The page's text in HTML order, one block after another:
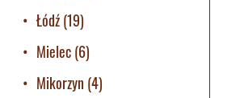
Łódź(19)
Mielec(6)
Mikorzyn (4)